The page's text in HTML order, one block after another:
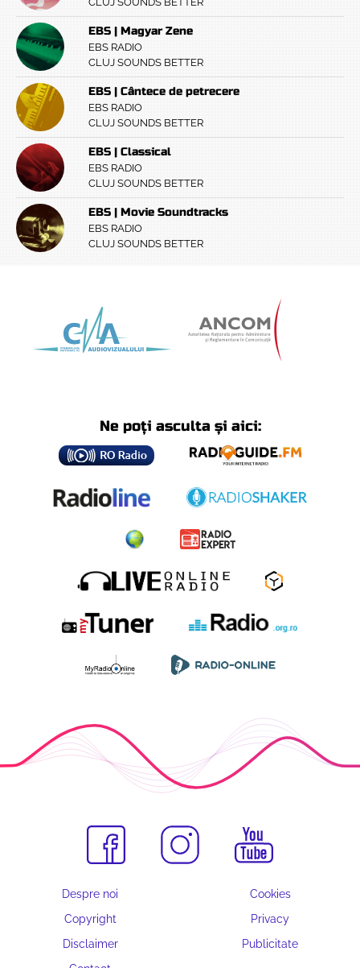
EBS | Magyar Zene
EBS RADIO
CLUJ SOUNDS BETTER
EBS | Cântece de petrecere
EBS RADIO
CLUJ SOUNDS BETTER
EBS | Classical
EBS RADIO
CLUJ SOUNDS BETTER
EBS | Movie Soundtracks
EBS RADIO
CLUJ SOUNDS BETTER
Ne poți asculta și aici:
Despre noi
Cookies
Copyright
Privacy
Disclaimer
Publicitate